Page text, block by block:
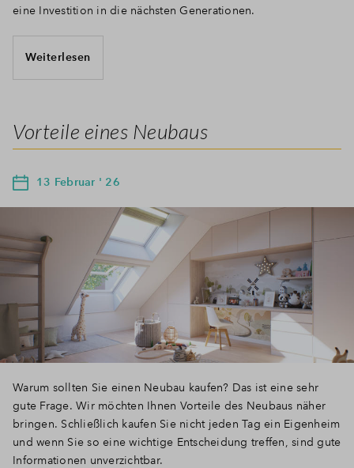
eine Investition in die nächsten Generationen.
Weiterlesen
Vorteile eines Neubaus
13 Februar ' 26
Warum sollten Sie einen Neubau kaufen? Das ist eine sehr
gute Frage. Wir möchten Ihnen Vorteile des Neubaus näher
bringen. Schließlich kaufen Sie nicht jeden Tag ein Eigenheim
und wenn Sie so eine wichtige Entscheidung treffen, sind gute
Informationen unverzichtbar.